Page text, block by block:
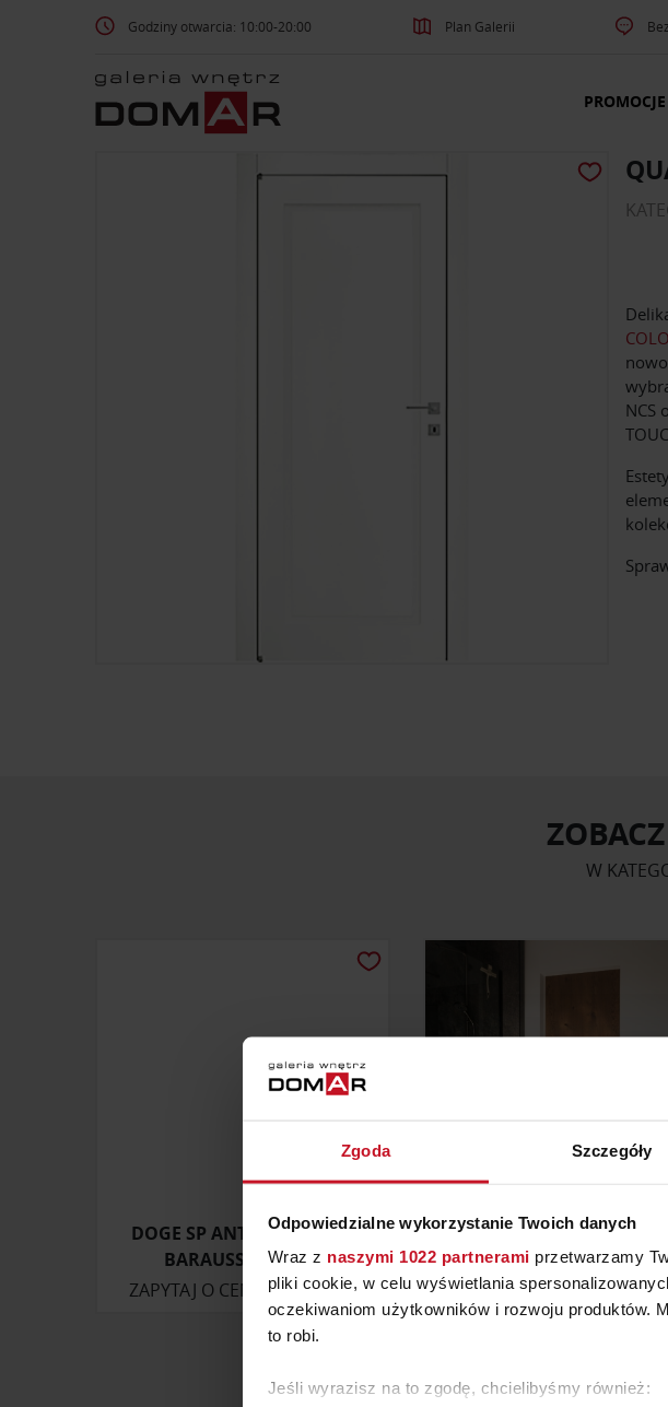
Zgoda Szczegóły
Odpowiedzialne wykorzystanie Twoich danych
Wraz z naszymi 1022 partnerami przetwarzamy
pliki cookie, w celu wyświetlania
oczekiwaniom użytkowników i rozwoju produktów.
to robi.
Jeśli wyrazisz na to zgodę, chcielibyśmy również:
Godziny otwarcia: 10:00-20:00 Plan Galerii
PROMOCJE
NCS
W
DOGE SP ANTICA VANITA –
BARAUSSE DOORS
ZAPYTAJ O CENĘ W SALONIE
DRZWI UKRYTE CENERE
BARAUSSE
ZAPYTAJ O CENĘ W